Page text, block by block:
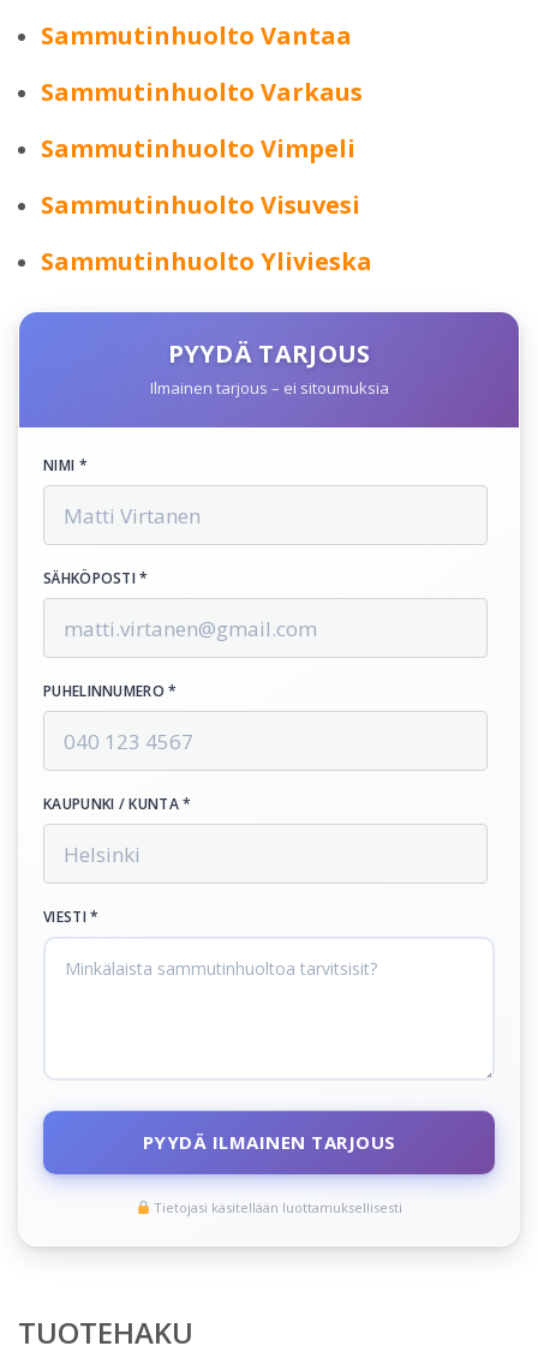
Sammutinhuolto Vantaa
Sammutinhuolto Varkaus
Sammutinhuolto Vimpeli
Sammutinhuolto Visuvesi
Sammutinhuolto Ylivieska
PYYDÄ TARJOUS
Ilmainen tarjous – ei sitoumuksia
NIMI *
SÄHKÖPOSTI *
PUHELINNUMERO *
KAUPUNKI / KUNTA *
VIESTI *
PYYDÄ ILMAINEN TARJOUS
Tietojasi käsitellään luottamuksellisesti
TUOTEHAKU